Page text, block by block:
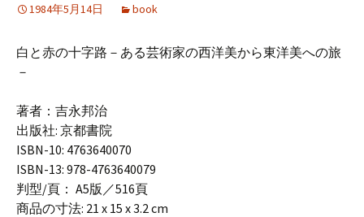
1984年5月14日 book
白と赤の十字路－ある芸術家の西洋美から東洋美への旅
－
著者：吉永邦治
出版社: 京都書院
ISBN-10: 4763640070
ISBN-13: 978-4763640079
判型/頁： A5版／516頁
商品の寸法: 21 x 15 x 3.2 cm